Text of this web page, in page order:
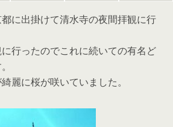
に出掛けて清水寺の夜間拝観に行
行ったのでこれに続いての有名ど
麗に桜が咲いていました。